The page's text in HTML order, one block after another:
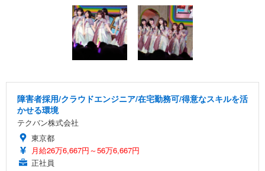
障害者採用/クラウドエンジニア/在宅勤務可/得意なスキルを活
かせる環境
テクバン株式会社
東京都
月給26万6,667円～56万6,667円
正社員